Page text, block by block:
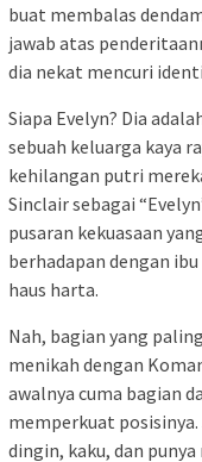
buat membalas
jawab atas
dia nekat mencuri
Siapa Evelyn? Dia
sebuah keluarga kaya
kehilangan putri
Sinclair sebagai
pusaran kekuasaan
berhadapan dengan
haus harta.
Nah, bagian yang
menikah dengan
awalnya cuma bagian
memperkuat
dingin, kaku, dan